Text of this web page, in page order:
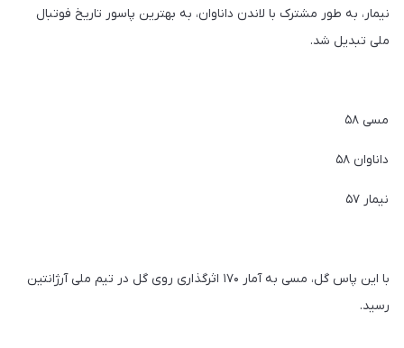
نیمار، به طور مشترک با لاندن داناوان، به بهترین پاسور تاریخ فوتبال
ملی تبدیل شد.
مسی ۵۸
داناوان ۵۸
نیمار ۵۷
با این پاس گل، مسی به آمار ۱۷۰ اثرگذاری روی گل در تیم ملی آرژانتین
رسید.